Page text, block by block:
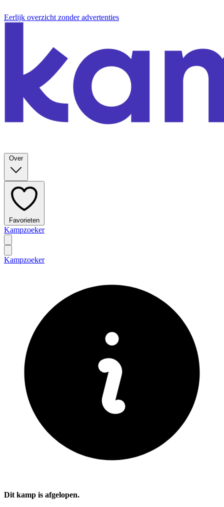
Eerlijk overzicht zonder advertenties
Over
Favorieten
Kampzoeker
Kampzoeker
Dit kamp is afgelopen.